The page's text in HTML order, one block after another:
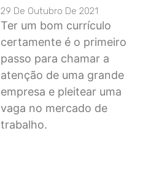
29 De Outubro De 2021
Ter um bom currículo
certamente é o primeiro
passo para chamar a
atenção de uma grande
empresa e pleitear uma
vaga no mercado de
trabalho.